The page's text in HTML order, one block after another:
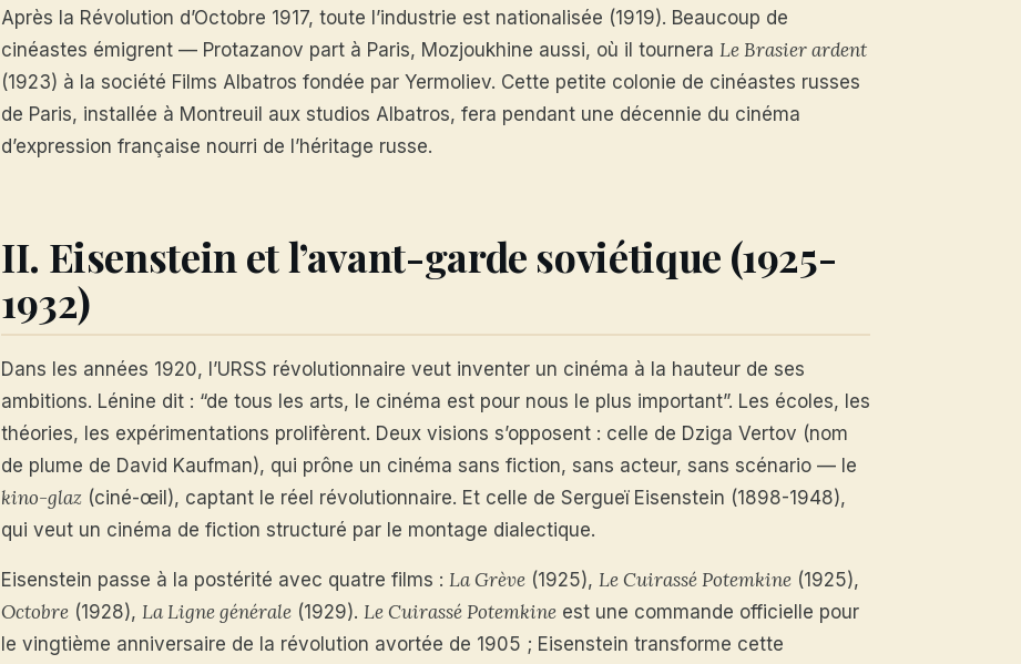
Après la Révolution d’Octobre 1917, toute l’industrie est nationalisée (1919). Beaucoup de
cinéastes émigrent — Protazanov part à Paris, Mozjoukhine aussi, où il tournera Le Brasier ardent
(1923) à la société Films Albatros fondée par Yermoliev. Cette petite colonie de cinéastes russes
de Paris, installée à Montreuil aux studios Albatros, fera pendant une décennie du cinéma
d’expression française nourri de l’héritage russe.
II. Eisenstein et l’avant-garde soviétique (1925-
1932)
Dans les années 1920, l’URSS révolutionnaire veut inventer un cinéma à la hauteur de ses
ambitions. Lénine dit : “de tous les arts, le cinéma est pour nous le plus important”. Les écoles, les
théories, les expérimentations prolifèrent. Deux visions s’opposent : celle de Dziga Vertov (nom
de plume de David Kaufman), qui prône un cinéma sans fiction, sans acteur, sans scénario — le
kino-glaz (ciné-œil), captant le réel révolutionnaire. Et celle de Sergueï Eisenstein (1898-1948),
qui veut un cinéma de fiction structuré par le montage dialectique.
Eisenstein passe à la postérité avec quatre films : La Grève (1925), Le Cuirassé Potemkine (1925),
Octobre (1928), La Ligne générale (1929). Le Cuirassé Potemkine est une commande officielle pour
le vingtième anniversaire de la révolution avortée de 1905 ; Eisenstein transforme cette